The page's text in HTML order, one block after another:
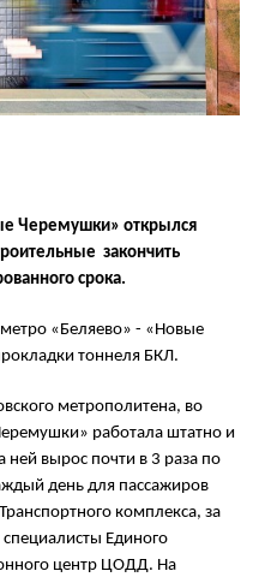
Черемушки» открылся
закончить
срока.
«Беляево» - «Новые
тоннеля БКЛ.
метрополитена, во
работала штатно и
ней вырос почти в 3 раза по
день для пассажиров
комплекса, за
специалисты Единого
центр ЦОДД. На